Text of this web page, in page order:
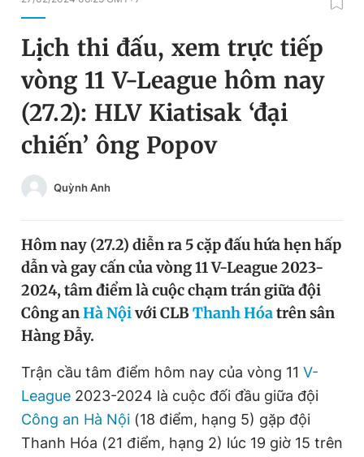
Chuyên mục
Chuyên mục khác
Chào ngày mới Tin 24h
Tin thị trường
Video Magazine
Sản phẩm khác
Tiện ích
Thông tin tòa soạn Liên hệ quảng cáo
Đổi mật khẩu
Tin đã lưu
Tin đã xem
Lịch thi đấu, xem trực tiếp
vòng 11 V-League hôm nay
(27.2): HLV Kiatisak ‘đại
chiến’ ông Popov
Quỳnh Anh
Hôm nay (27.2) diễn ra 5 cặp đấu hứa hẹn hấp
dẫn và gay cấn của vòng 11 V-League 2023-
2024, tâm điểm là cuộc chạm trán giữa đội
Công anHà Nộivới CLB Thanh Hóatrên sân
Hàng Đẫy.
Trận cầu tâm điểm hôm nay của vòng 11 V-
League 2023-2024 là cuộc đối đầu giữa đội
Công an Hà Nội (18 điểm, hạng 5) gặp đội
Thanh Hóa (21 điểm, hạng 2) lúc 19 giờ 15 trên